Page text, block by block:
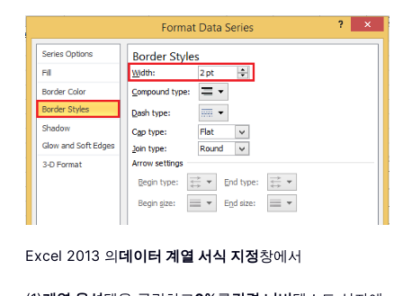
Excel 2013 의데이터 계열 서식 지정창에서